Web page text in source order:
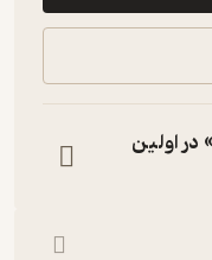
تخفیف با کد «HIFIDIBO» در اولین